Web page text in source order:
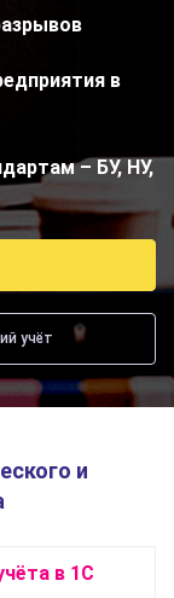
в
– БУ, НУ,
учёт
и
в 1С